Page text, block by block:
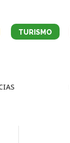
TURISMO